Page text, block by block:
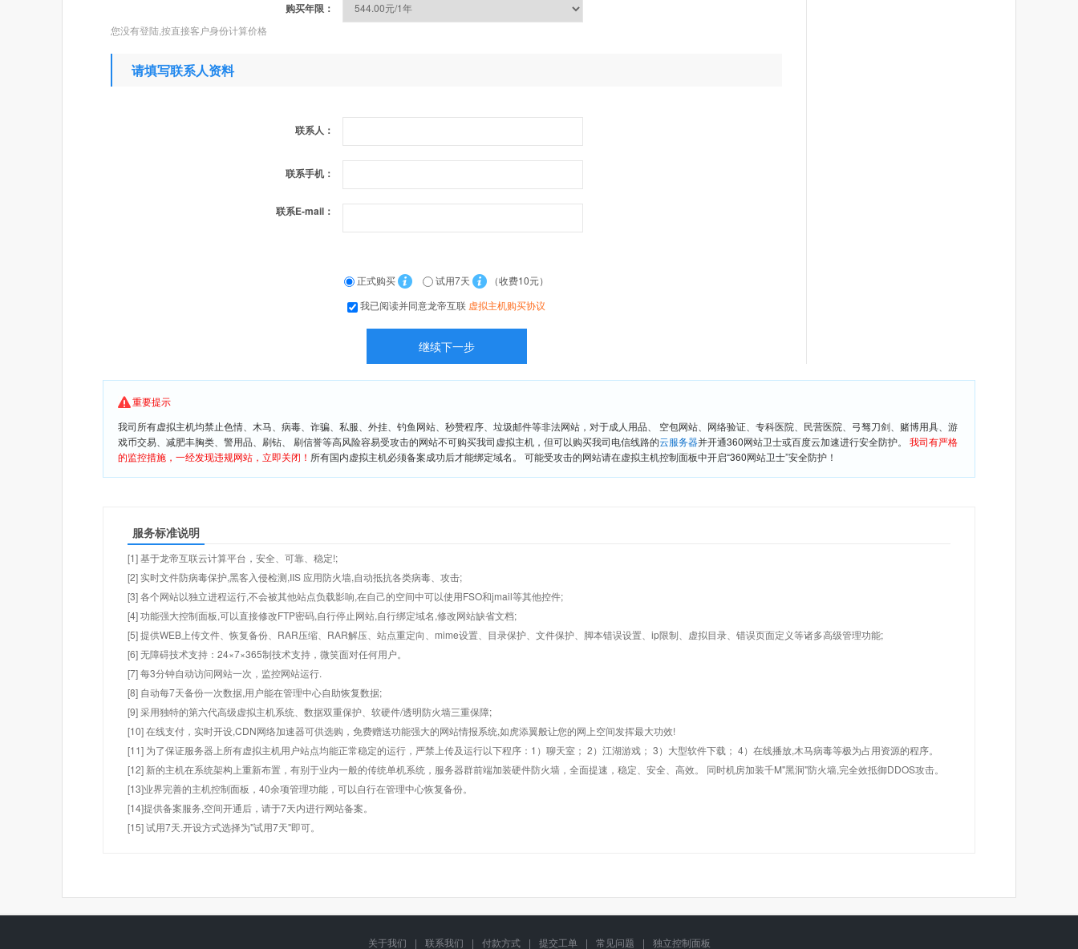
购买年限：
您没有登陆,按直接客户身份计算价格
请填写联系人资料
联系人：
联系手机：
联系E-mail：
正式购买 试用7天
（收费10元）
我已阅读并同意龙帝互联 虚拟主机购买协议
重要提示
我司所有虚拟主机均禁止色情、木马、病毒、诈骗、私服、外挂、钓鱼网站、秒赞程序、垃圾邮件等非法网站，对于成人用品、 空包网站、网络验证、专科医院、民营医院、弓驽刀剑、赌博用具、游
戏币交易、减肥丰胸类、警用品、刷钻、 刷信誉等高风险容易受攻击的网站不可购买我司虚拟主机，但可以购买我司电信线路的云服务器并开通360网站卫士或百度云加速进行安全防护。 我司有严格
的监控措施，一经发现违规网站，立即关闭！ 所有国内虚拟主机必须备案成功后才能绑定域名。 可能受攻击的网站请在虚拟主机控制面板中开启“360网站卫士”安全防护！
服务标准说明
[1] 基于龙帝互联云计算平台，安全、可靠、稳定!;
[2] 实时文件防病毒保护,黑客入侵检测,IIS 应用防火墙,自动抵抗各类病毒、攻击;
[3] 各个网站以独立进程运行,不会被其他站点负载影响,在自己的空间中可以使用FSO和jmail等其他控件;
[4] 功能强大控制面板,可以直接修改FTP密码,自行停止网站,自行绑定域名,修改网站缺省文档;
[5] 提供WEB上传文件、恢复备份、RAR压缩、RAR解压、站点重定向、mime设置、目录保护、文件保护、脚本错误设置、ip限制、虚拟目录、错误页面定义等诸多高级管理功能;
[6] 无障碍技术支持：24×7×365制技术支持，微笑面对任何用户。
[7] 每3分钟自动访问网站一次，监控网站运行.
[8] 自动每7天备份一次数据,用户能在管理中心自助恢复数据;
[9] 采用独特的第六代高级虚拟主机系统、数据双重保护、软硬件/透明防火墙三重保障;
[10] 在线支付，实时开设,CDN网络加速器可供选购，免费赠送功能强大的网站情报系统,如虎添翼般让您的网上空间发挥最大功效!
[11] 为了保证服务器上所有虚拟主机用户站点均能正常稳定的运行，严禁上传及运行以下程序：1）聊天室； 2）江湖游戏； 3）大型软件下载； 4）在线播放,木马病毒等极为占用资源的程序。
[12] 新的主机在系统架构上重新布置，有别于业内一般的传统单机系统，服务器群前端加装硬件防火墙，全面提速，稳定、安全、高效。 同时机房加装千M"黑洞"防火墙,完全效抵御DDOS攻击。
[13]业界完善的主机控制面板，40余项管理功能，可以自行在管理中心恢复备份。
[14]提供备案服务,空间开通后，请于7天内进行网站备案。
[15] 试用7天.开设方式选择为"试用7天"即可。
关于我们 | 联系我们 | 付款方式 | 提交工单 | 常见问题 | 独立控制面板